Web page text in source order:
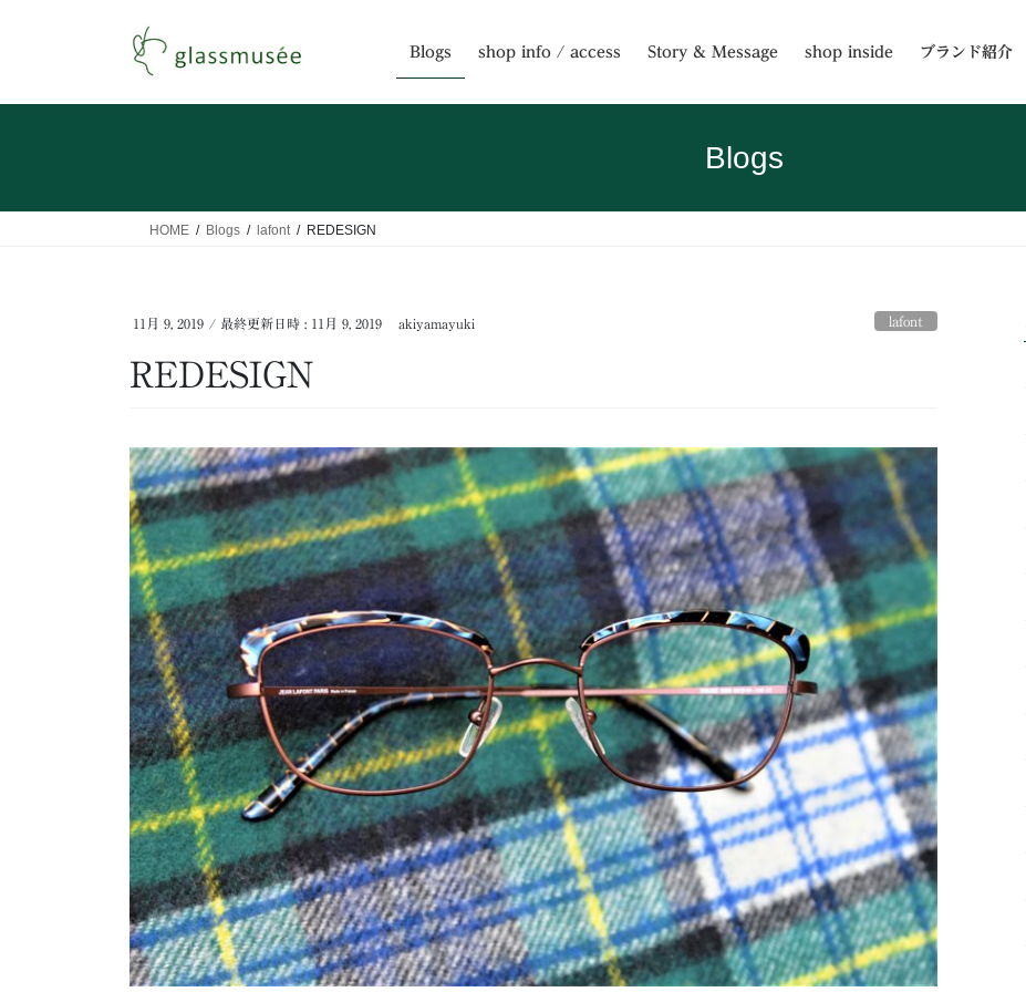
Blogs shop info / access Story & Message shop inside ブランド紹介
Blogs
HOME Blogs lafont REDESIGN
11月 9, 2019 / 最終更新日時 : 11月 9, 2019 akiyamayuki lafont
REDESIGN